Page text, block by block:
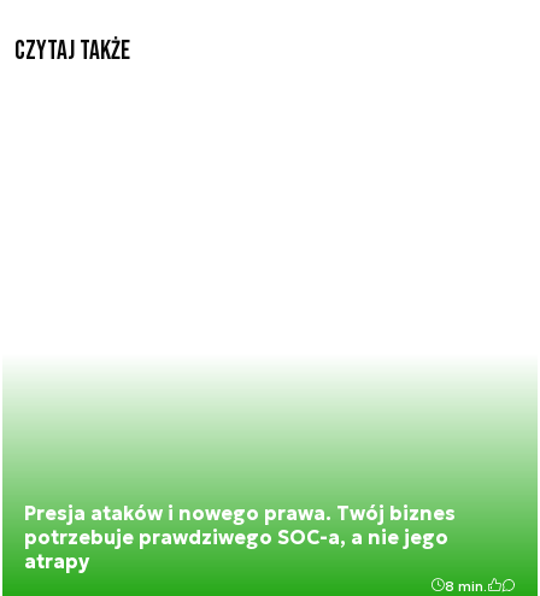
Czytaj także
Presja ataków i nowego prawa. Twój biznes
potrzebuje prawdziwego SOC-a, a nie jego
atrapy
8 min.